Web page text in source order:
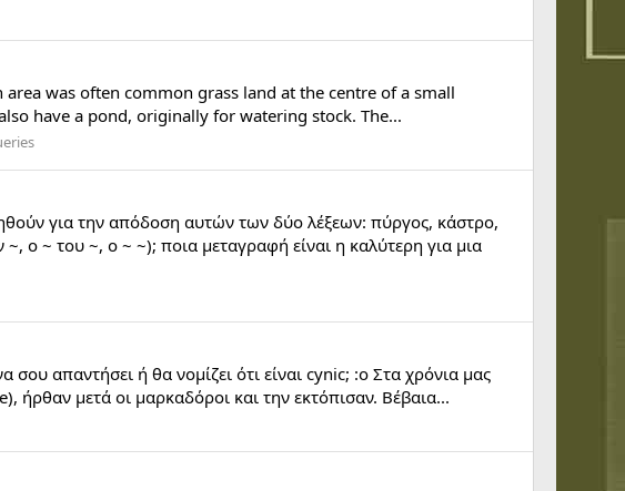
was often common grass land at the centre of a small
have a pond, originally for watering stock. The...
για την απόδοση αυτών των δύο λέξεων: πύργος, κάστρο,
ο ~ του ~, ο ~ ~); ποια μεταγραφή είναι η καλύτερη για μια
σου απαντήσει ή θα νομίζει ότι είναι cynic; :o Στα χρόνια μας
ήρθαν μετά οι μαρκαδόροι και την εκτόπισαν. Βέβαια...